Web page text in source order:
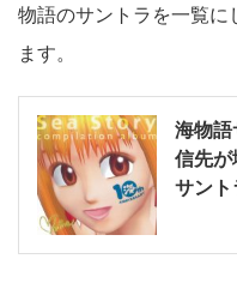
物語のサントラを一覧に
ます。
海物
信先
サント